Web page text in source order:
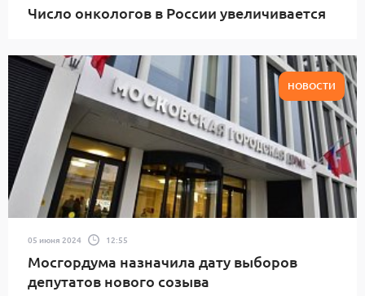
Число онкологов в России увеличивается
НОВОСТИ
05 июня 2024 12:55
Мосгордума назначила дату выборов
депутатов нового созыва